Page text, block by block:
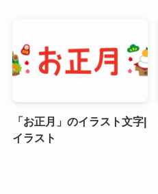
「お正月」のイラスト文字|
イラスト